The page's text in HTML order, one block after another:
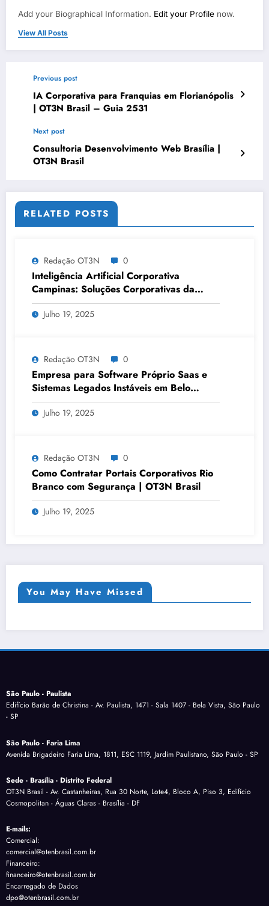
Add your Biographical Information. Edit your Profile now.
View All Posts
Previous post
IA Corporativa para Franquias em Florianópolis
| OT3N Brasil – Guia 2531
Next post
Consultoria Desenvolvimento Web Brasília |
OT3N Brasil
RELATED POSTS
Redação OT3N 0
Inteligência Artificial Corporativa
Campinas: Soluções Corporativas da
OT3N Brasil – Guia 3083
Julho 19, 2025
Redação OT3N 0
Empresa para Software Próprio Saas e
Sistemas Legados Instáveis em Belo
Horizonte | OT3N Brasil – Guia 3449
Julho 19, 2025
Redação OT3N 0
Como Contratar Portais Corporativos Rio
Branco com Segurança | OT3N Brasil
Julho 19, 2025
You May Have Missed
São Paulo - Paulista
Edifício Barão de Christina - Av. Paulista, 1471 - Sala 1407 - Bela Vista, São Paulo
- SP
São Paulo - Faria Lima
Avenida Brigadeiro Faria Lima, 1811, ESC 1119, Jardim Paulistano, São Paulo - SP
Sede - Brasília - Distrito Federal
OT3N Brasil - Av. Castanheiras, Rua 30 Norte, Lote4, Bloco A, Piso 3, Edifício
Cosmopolitan - Águas Claras - Brasília - DF
E-mails:
Comercial:
comercial@otenbrasil.com.br
Financeiro:
financeiro@otenbrasil.com.br
Encarregado de Dados
dpo@otenbrasil.com.br